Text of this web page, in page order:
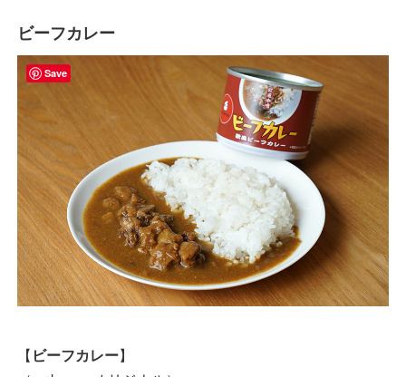
ビーフカレー
【 ビーフカレー】
Save